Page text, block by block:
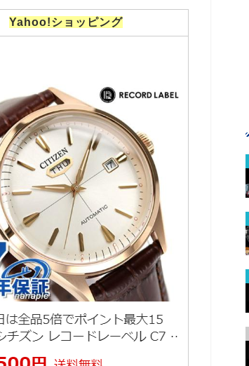
Yahoo!ショッピング